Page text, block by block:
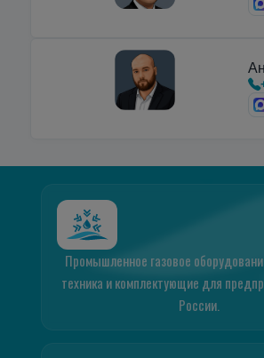
Промышленное газовое
техника и комплектующие для
России.